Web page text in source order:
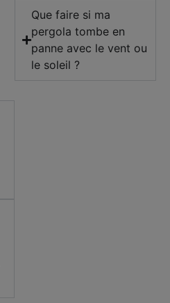
Que faire si ma
pergola tombe en
panne avec le vent ou
le soleil ?